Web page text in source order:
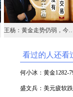
王杨：黄金走势仍弱，
看过的人还看
何小冰：黄金1282-
盛文兵：美元疲软